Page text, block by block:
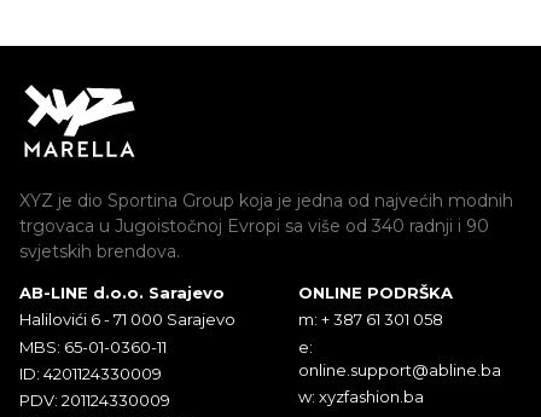
XYZ je dio Sportina Group koja je jedna od najvećih modnih
trgovaca u Jugoistočnoj Evropi sa više od 340 radnji i 90
svjetskih brendova.
AB-LINE d.o.o. Sarajevo
Halilovići 6 - 71 000 Sarajevo
MBS: 65-01-0360-11
ID: 4201124330009
PDV: 201124330009
ONLINE PODRŠKA
m: + 387 61 301 058
e:
online.support@abline.ba
w: xyzfashion.ba